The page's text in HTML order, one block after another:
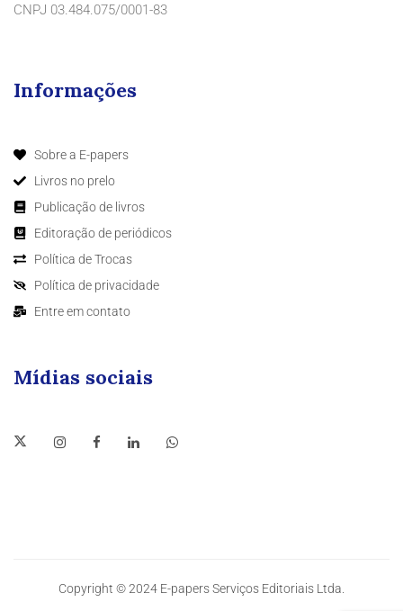
CNPJ 03.484.075/0001-83
Informações
Sobre a E-papers
Livros no prelo
Publicação de livros
Editoração de periódicos
Política de Trocas
Política de privacidade
Entre em contato
Mídias sociais
Copyright © 2024 E-papers Serviços Editoriais Ltda.